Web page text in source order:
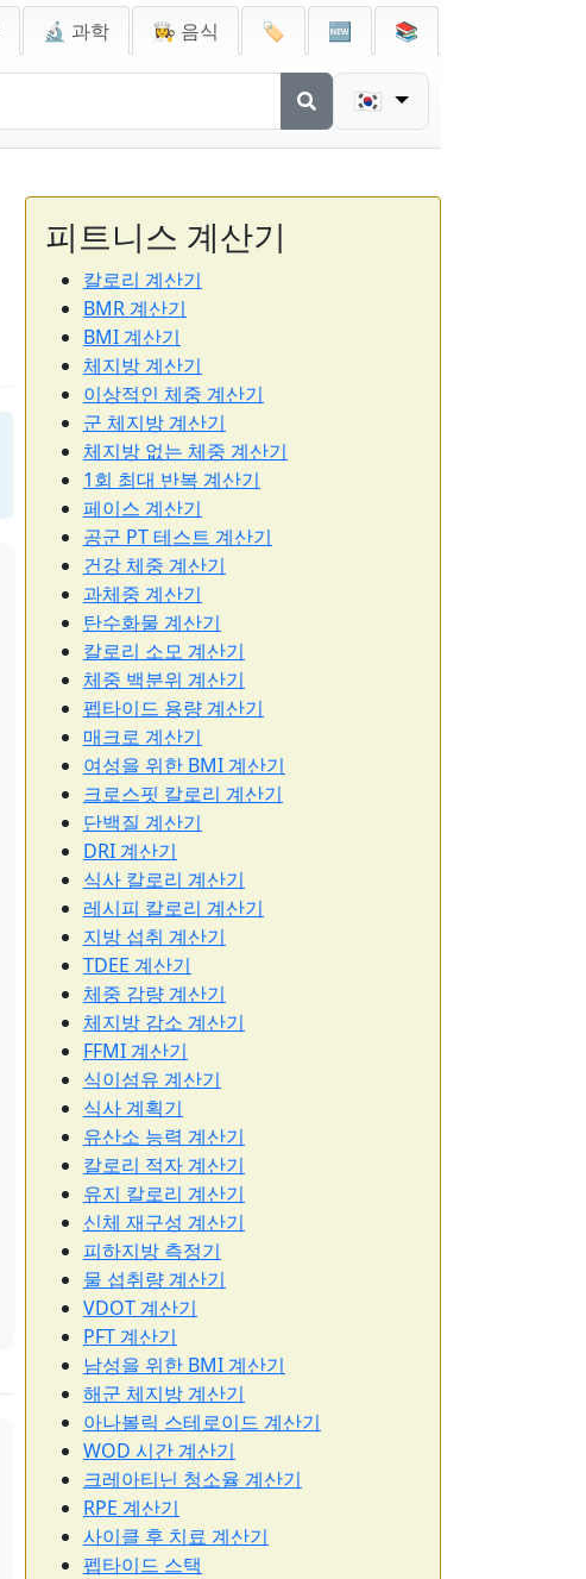
🔬 과학 👩‍🍳 음식 🏷️ 🆕 📚
🇰🇷
피트니스 계산기
칼로리 계산기
BMR 계산기
BMI 계산기
체지방 계산기
이상적인 체중 계산기
군 체지방 계산기
체지방 없는 체중 계산기
1회 최대 반복 계산기
페이스 계산기
공군 PT 테스트 계산기
건강 체중 계산기
과체중 계산기
탄수화물 계산기
칼로리 소모 계산기
체중 백분위 계산기
펩타이드 용량 계산기
매크로 계산기
여성을 위한 BMI 계산기
크로스핏 칼로리 계산기
단백질 계산기
DRI 계산기
식사 칼로리 계산기
레시피 칼로리 계산기
지방 섭취 계산기
TDEE 계산기
체중 감량 계산기
체지방 감소 계산기
FFMI 계산기
식이섬유 계산기
식사 계획기
유산소 능력 계산기
칼로리 적자 계산기
유지 칼로리 계산기
신체 재구성 계산기
피하지방 측정기
물 섭취량 계산기
VDOT 계산기
PFT 계산기
남성을 위한 BMI 계산기
해군 체지방 계산기
아나볼릭 스테로이드 계산기
WOD 시간 계산기
크레아티닌 청소율 계산기
RPE 계산기
사이클 후 치료 계산기
펩타이드 스택